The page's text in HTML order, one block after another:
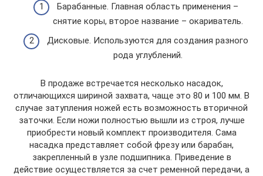
Барабанные. Главная область применения –
снятие коры, второе название – окариватель.
Дисковые. Используются для создания разного
рода углублений.
В продаже встречается несколько насадок,
отличающихся шириной захвата, чаще это 80 и 100 мм. В
случае затупления ножей есть возможность вторичной
заточки. Если ножи полностью вышли из строя, лучше
приобрести новый комплект производителя. Сама
насадка представляет собой фрезу или барабан,
закрепленный в узле подшипника. Приведение в
действие осуществляется за счет ременной передачи, а